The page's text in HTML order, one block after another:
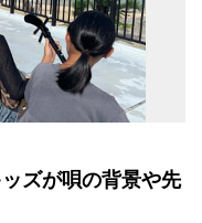
ズが唄の背景や先